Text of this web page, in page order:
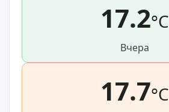
17.2°C
Вчера
17.7°C